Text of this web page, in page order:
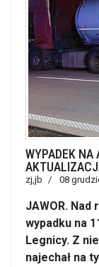
WYPADEK NA
zj,jb 08
JAWOR. Nad
wypadku na
Legnicy. Z
najechał na